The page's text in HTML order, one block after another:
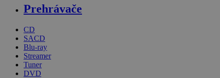
Prehrávače
CD
SACD
Blu-ray
Streamer
Tuner
DVD